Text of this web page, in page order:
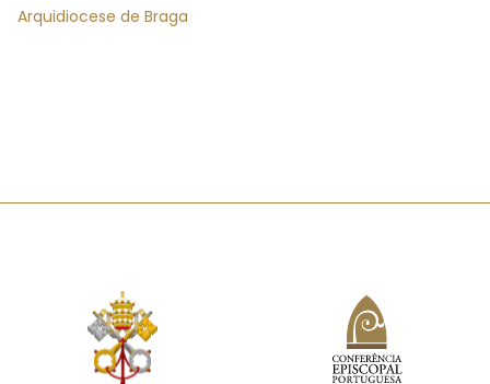
Arquidiocese de Braga